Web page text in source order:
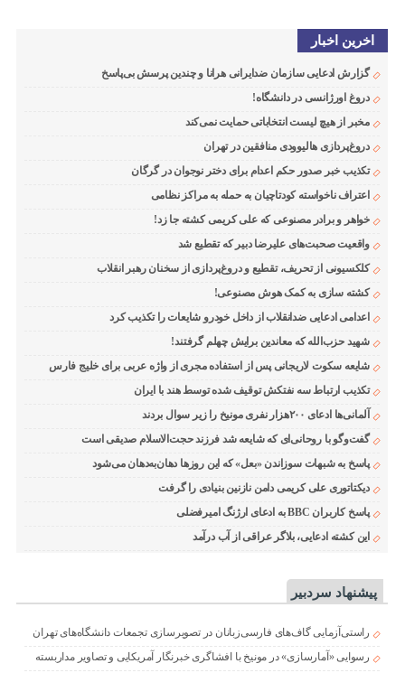
اخرین اخبار
گزارش ادعایی سازمان ضدایرانی هرانا و چندین پرسش بی‌پاسخ
دروغ اورژانسی در دانشگاه!
مخبر از هیچ لیست انتخاباتی حمایت نمی‌کند
دروغ‌پردازی هالیوودی منافقین در تهران
تکذیب خبر صدور حکم اعدام برای دختر نوجوان در گرگان
اعتراف ناخواسته کودتاچیان به حمله به مراکز نظامی
خواهر و برادر مصنوعی که علی کریمی کشته جا زد!
واقعیت صحبت‌های علیرضا دبیر که تقطیع شد
کلکسیونی از تحریف، تقطیع و دروغ‌پردازی از سخنان رهبر انقلاب
کشته سازی به کمک هوش مصنوعی!
اعدامی ادعایی ضدانقلاب از داخل خودرو شایعات را تکذیب کرد
شهید حزب‌الله که معاندین برایش چهلم گرفتند!
شایعه سکوت لاریجانی پس از استفاده مجری از واژه عربی برای خلیج فارس
تکذیب ارتباط سه نفتکش توقیف شده توسط هند با ایران
آلمانی‌ها ادعای ۲۰۰هزار نفری مونیخ را زیر سوال بردند
گفت‌وگو با روحانی‌ای که شایعه شد فرزند حجت‌الاسلام صدیقی است
پاسخ به شبهات سوزاندن «بعل» که این روزها دهان‌به‌دهان می‌شود
دیکتاتوری علی کریمی دامن نازنین بنیادی را گرفت
پاسخ کاربران BBC به ادعای ارژنگ امیرفضلی
این کشته ادعایی، بلاگر عراقی از آب درآمد
پیشنهاد سردبیر
راستی‌آزمایی گاف‌های فارسی‌زبانان در تصویرسازی تجمعات دانشگاه‌های تهران
رسوایی «آمارسازی» در مونیخ با افشاگری خبرنگار آمریکایی و تصاویر مداربسته